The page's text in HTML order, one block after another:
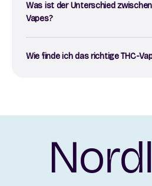
Was ist der Unterschied
Vapes?
Wie finde ich das richtige THC-